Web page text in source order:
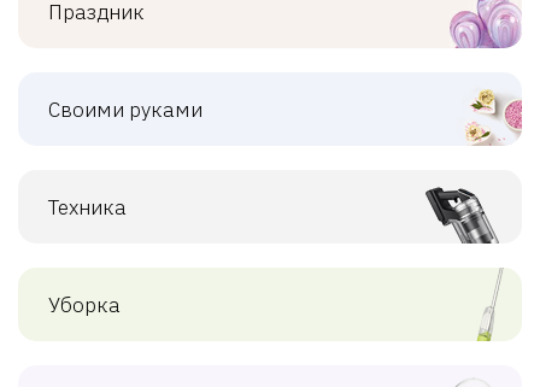
Праздник
Своими руками
Техника
Уборка